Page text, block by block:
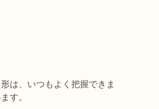
は、いつもよく把握できま
す。